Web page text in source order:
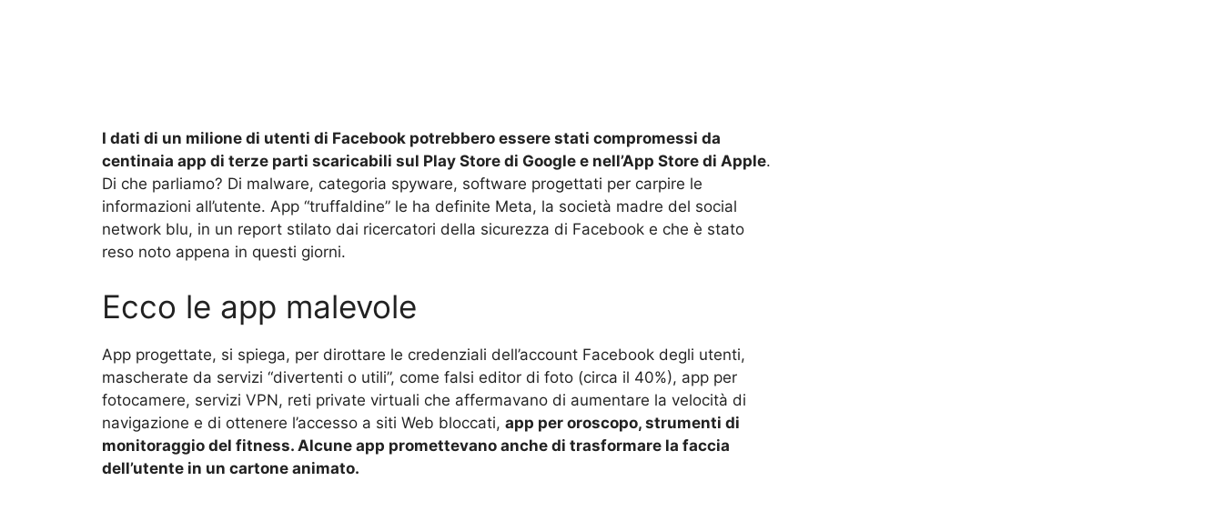
I dati di un milione di utenti di Facebook potrebbero essere stati compromessi da
centinaia app di terze parti scaricabili sul Play Store di Google e nell’App Store di Apple.
Di che parliamo? Di malware, categoria spyware, software progettati per carpire le
informazioni all’utente. App “truffaldine” le ha definite Meta, la società madre del social
network blu, in un report stilato dai ricercatori della sicurezza di Facebook e che è stato
reso noto appena in questi giorni.
Ecco le app malevole
App progettate, si spiega, per dirottare le credenziali dell’account Facebook degli utenti,
mascherate da servizi “divertenti o utili”, come falsi editor di foto (circa il 40%), app per
fotocamere, servizi VPN, reti private virtuali che affermavano di aumentare la velocità di
navigazione e di ottenere l’accesso a siti Web bloccati, app per oroscopo, strumenti di
monitoraggio del fitness. Alcune app promettevano anche di trasformare la faccia
dell’utente in un cartone animato.